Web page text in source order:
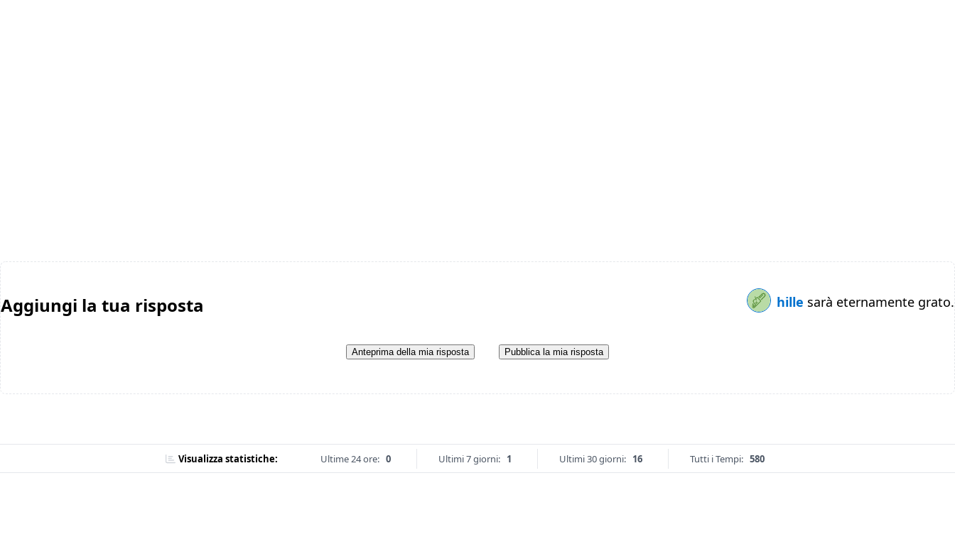
Aggiungi la tua risposta hille sarà eternamente grato.
Anteprima della mia risposta Pubblica la mia risposta
Visualizza statistiche: Ultime 24 ore: 0 Ultimi 7 giorni: 1 Ultimi 30 giorni: 16 Tutti i Tempi: 580